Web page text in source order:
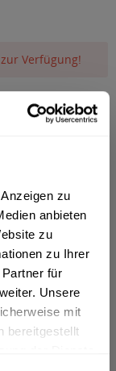
zu
anbieten
zu
zu Ihrer
für
Unsere
mit
bereitgestellt
Verfügung!
starten! Dafür